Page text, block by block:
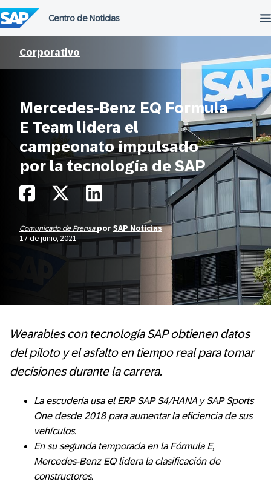
al
contenido
Corporativo
Mercedes-Benz EQ Formula
E Team lidera el
campeonato impulsado
por la tecnología de SAP
Comunicado de Prensa por SAP Noticias
17 de junio, 2021
Wearables con tecnología SAP obtienen datos
del piloto y el asfalto en tiempo real para tomar
decisiones durante la carrera.
La escudería usa el ERP SAP S4/HANA y SAP Sports
One desde 2018 para aumentar la eficiencia de sus
vehículos.
En su segunda temporada en la Fórmula E,
Mercedes-Benz EQ lidera la clasificación de
constructores.